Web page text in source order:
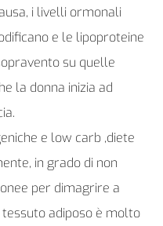
i livelli ormonali
e le lipoproteine
su quelle
la donna inizia ad
e low carb ,diete
in grado di non
per dimagrire a
adiposo è molto